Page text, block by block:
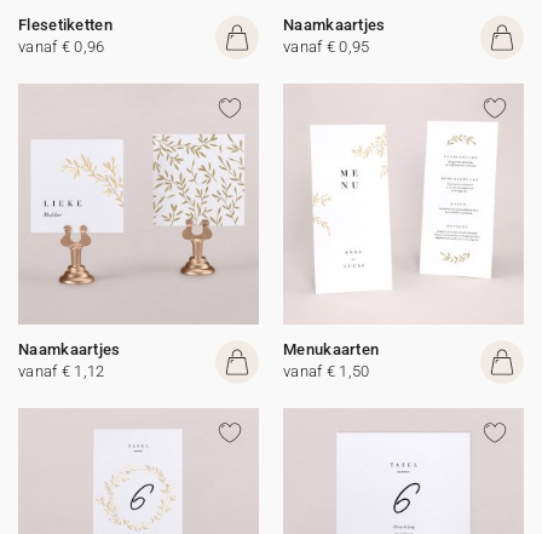
Flesetiketten
vanaf € 0,96
Naamkaartjes
vanaf € 0,95
Naamkaartjes
vanaf € 1,12
Menukaarten
vanaf € 1,50